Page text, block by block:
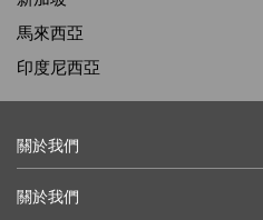
馬來西亞
印度尼西亞
關於我們
關於我們